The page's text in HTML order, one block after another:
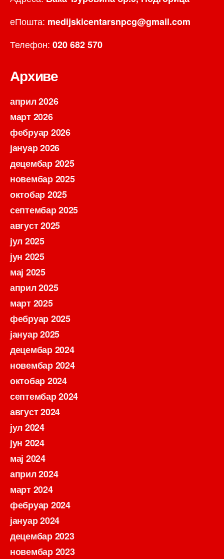
еПошта: medijskicentarsnpcg@gmail.com
Телефон: 020 682 570
Архиве
април 2026
март 2026
фебруар 2026
јануар 2026
децембар 2025
новембар 2025
октобар 2025
септембар 2025
август 2025
јул 2025
јун 2025
мај 2025
април 2025
март 2025
фебруар 2025
јануар 2025
децембар 2024
новембар 2024
октобар 2024
септембар 2024
август 2024
јул 2024
јун 2024
мај 2024
април 2024
март 2024
фебруар 2024
јануар 2024
децембар 2023
новембар 2023